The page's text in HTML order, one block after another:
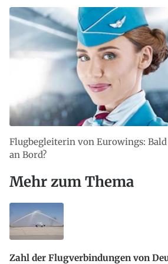
Flugbegleiterin von Eurowings:
an Bord?
Mehr zum Thema
Zahl der Flugverbindungen von